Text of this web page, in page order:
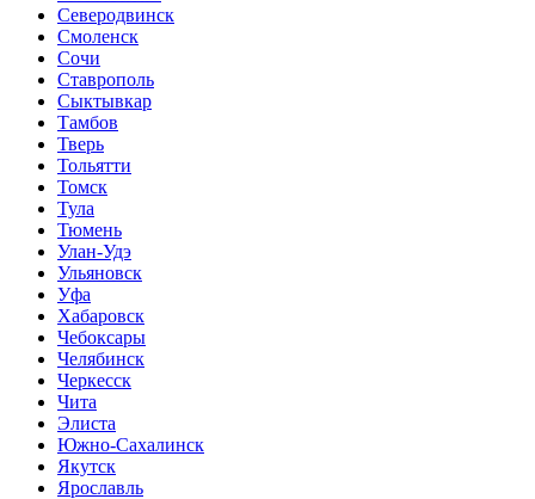
Северодвинск
Смоленск
Сочи
Ставрополь
Сыктывкар
Тамбов
Тверь
Тольятти
Томск
Тула
Тюмень
Улан-Удэ
Ульяновск
Уфа
Хабаровск
Чебоксары
Челябинск
Черкесск
Чита
Элиста
Южно-Сахалинск
Якутск
Ярославль